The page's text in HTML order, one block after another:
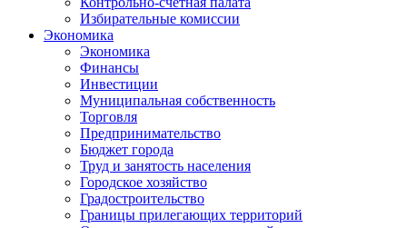
Избирательные комиссии
Экономика
Экономика
Финансы
Инвестиции
Муниципальная собственность
Торговля
Предпринимательство
Бюджет города
Труд и занятость населения
Городское хозяйство
Градостроительство
Границы прилегающих территорий